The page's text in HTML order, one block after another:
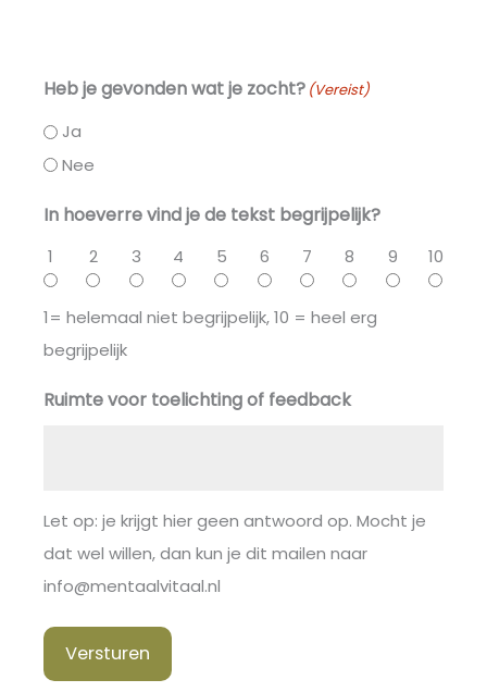
Heb je gevonden wat je zocht? (Vereist)
Ja
Nee
In hoeverre vind je de tekst begrijpelijk?
1 2 3 4 5 6 7 8 9 10
1= helemaal niet begrijpelijk, 10 = heel erg
begrijpelijk
Ruimte voor toelichting of feedback
Let op: je krijgt hier geen antwoord op. Mocht je
dat wel willen, dan kun je dit mailen naar
info@mentaalvitaal.nl
Versturen